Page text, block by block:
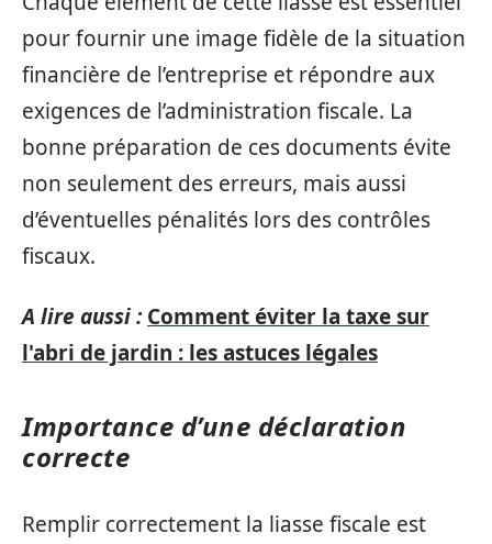
pour fournir une image fidèle de la situation
financière de l’entreprise et répondre aux
exigences de l’administration fiscale. La
bonne préparation de ces documents évite
non seulement des erreurs, mais aussi
d’éventuelles pénalités lors des contrôles
fiscaux.
A lire aussi : Comment éviter la taxe sur
l'abri de jardin : les astuces légales
Importance d’une déclaration
correcte
Remplir correctement la liasse fiscale est